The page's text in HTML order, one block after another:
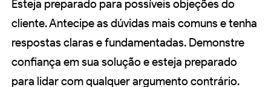
Esteja preparado para possíveis objeções do
cliente. Antecipe as dúvidas mais comuns e tenha
respostas claras e fundamentadas. Demonstre
confiança em sua solução e esteja preparado
para lidar com qualquer argumento contrário.